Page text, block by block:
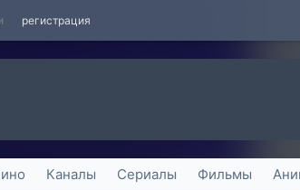
регистрация
Каналы Сериалы Фильмы